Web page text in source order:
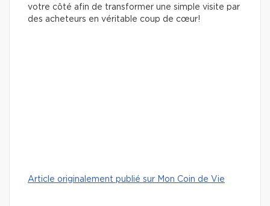
votre côté afin de transformer une simple visite par
des acheteurs en véritable coup de cœur!
Article originalement publié sur Mon Coin de Vie